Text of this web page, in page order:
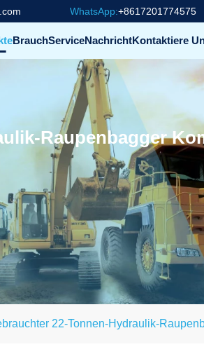
WhatsApp:+8617201774575
BrauchServiceNachrichtKontaktiere
Raupenbagger
22-Tonnen-Hydraulik-